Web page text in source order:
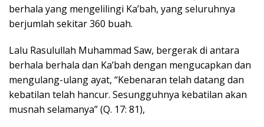
berhala yang mengelilingi Ka’bah, yang seluruhnya
berjumlah sekitar 360 buah.
Lalu Rasulullah Muhammad Saw, bergerak di antara
berhala berhala dan Ka’bah dengan mengucapkan dan
mengulang-ulang ayat, “Kebenaran telah datang dan
kebatilan telah hancur. Sesungguhnya kebatilan akan
musnah selamanya” (Q. 17: 81),